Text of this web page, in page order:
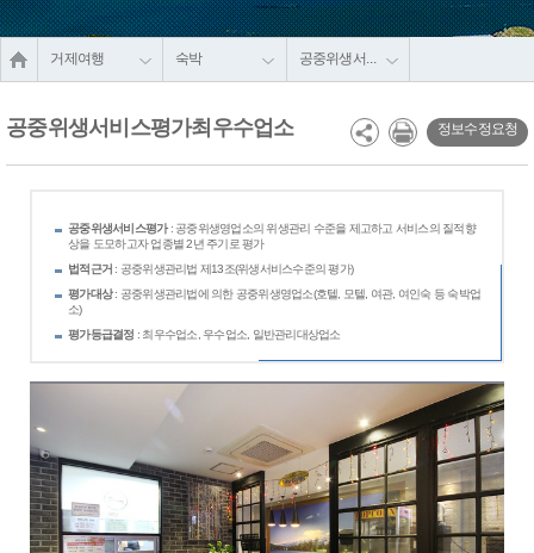
거제여행 숙박 공중위생서비스평가최우수업소
공중위생서비스평가최우수업소 정보수정요청
공중위생서비스평가: 공중위생영업소의 위생관리 수준을 제고하고 서비스의 질적향
상을 도모하고자 업종별 2년 주기로 평가
법적근거 : 공중위생관리법 제13조(위생서비스수준의 평가)
평가대상 : 공중위생관리법에 의한 공중위생영업소(호텔, 모텔, 여관, 여인숙 등 숙박업
소)
평가등급결정 : 최우수업소, 우수업소, 일반관리대상업소